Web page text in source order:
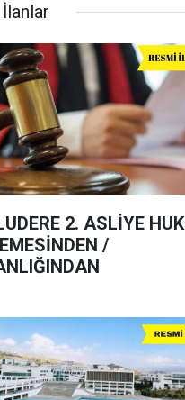
2. ASLİYE
/